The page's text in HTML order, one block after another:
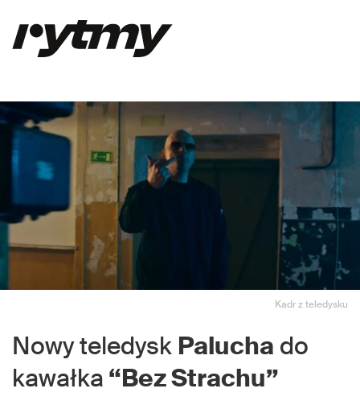
Kadr z teledysku
Nowy teledysk Palucha do
kawałka “Bez Strachu”